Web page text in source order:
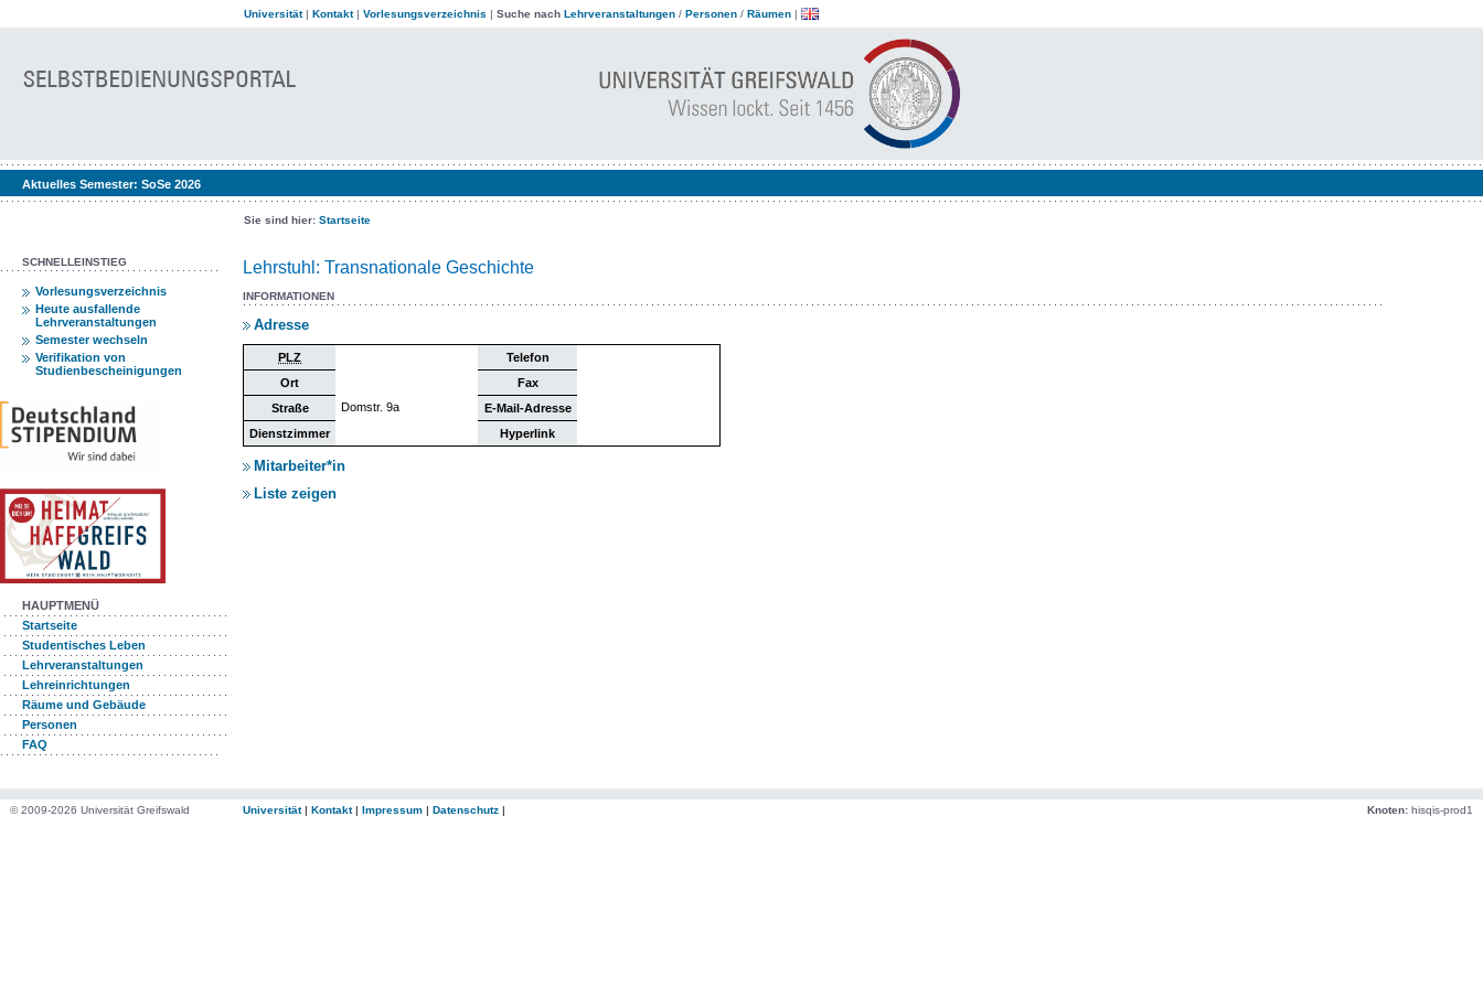
Universität| Kontakt| Vorlesungsverzeichnis | Suche nach Lehrveranstaltungen / Personen / Räumen |
Aktuelles Semester: SoSe 2026
Sie sind hier: Startseite
SCHNELLEINSTIEG
Vorlesungsverzeichnis
Heute ausfallende
Lehrveranstaltungen
Semester wechseln
Verifikation von
Studienbescheinigungen
HAUPTMENÜ
Startseite
Studentisches Leben
Lehrveranstaltungen
Lehreinrichtungen
Räume und Gebäude
Personen
FAQ
Lehrstuhl: Transnationale Geschichte
INFORMATIONEN
Adresse
PLZ
Telefon
Ort
Fax
Straße
Domstr. 9a
E-Mail-Adresse
Dienstzimmer
Hyperlink
Mitarbeiter*in
Liste zeigen
© 2009-2026 Universität Greifswald Universität| Kontakt| Impressum | Datenschutz | Knoten: hisqis-prod1